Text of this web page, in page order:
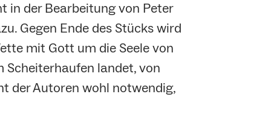
in der Bearbeitung von Peter
Gegen Ende des Stücks wird
mit Gott um die Seele von
Scheiterhaufen landet, von
der Autoren wohl notwendig,